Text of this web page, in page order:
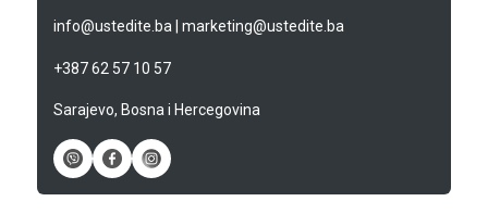
info@ustedite.ba| marketing@ustedite.ba
+387 62 57 10 57
Sarajevo, Bosna i Hercegovina